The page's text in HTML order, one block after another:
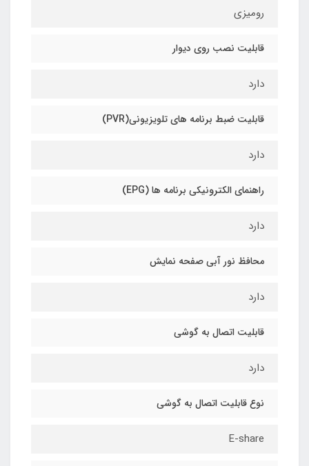
رومیزی
قابلیت نصب روی دیوار
دارد
قابلیت ضبط برنامه های تلویزیونی(PVR)
دارد
راهنمای الکترونیکی برنامه ها (EPG)
دارد
محافظ نور آبی صفحه نمایش
دارد
قابلیت اتصال به گوشی
دارد
نوع قابلیت اتصال به گوشی
E-share